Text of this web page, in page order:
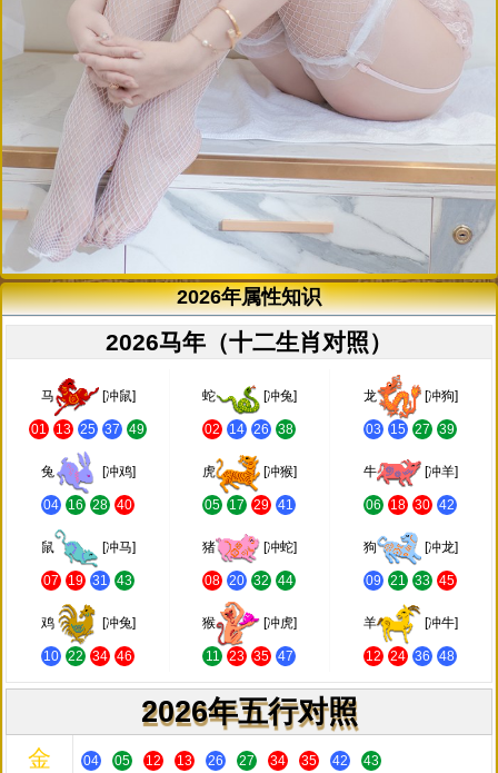
2026年属性知识
2026马年（十二生肖对照）
马 [冲鼠]
01 13 25 37 49
蛇 [冲兔]
02 14 26 38
龙 [冲狗]
03 15 27 39
兔 [冲鸡]
04 16 28 40
虎 [冲猴]
05 17 29 41
牛 [冲羊]
06 18 30 42
鼠 [冲马]
07 19 31 43
猪 [冲蛇]
08 20 32 44
狗 [冲龙]
09 21 33 45
鸡 [冲兔]
10 22 34 46
猴 [冲虎]
11 23 35 47
羊 [冲牛]
12 24 36 48
2026年五行对照
金 04 05 12 13 26 27 34 35 42 43